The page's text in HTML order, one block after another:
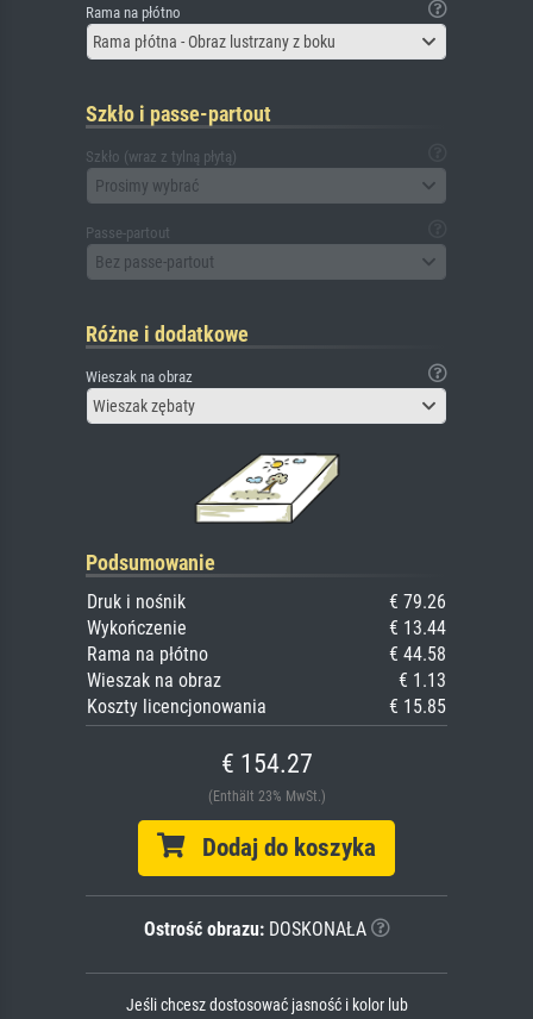
Rama na płótno
Rama płótna - Obraz lustrzany z boku
Szkło i passe-partout
Szkło (wraz z tylną płytą)
Prosimy wybrać
Passe-partout
Bez passe-partout
Różne i dodatkowe
Wieszak na obraz
Wieszak zębaty
Podsumowanie
Druk i nośnik
€ 79.26
Wykończenie
€ 13.44
Rama na płótno
€ 44.58
Wieszak na obraz
€ 1.13
Koszty licencjonowania
€ 15.85
€ 154.27
(Enthält 23% MwSt.)
Dodaj do koszyka
Ostrość obrazu:DOSKONAŁA
Jeśli chcesz dostosować jasność i kolor lub